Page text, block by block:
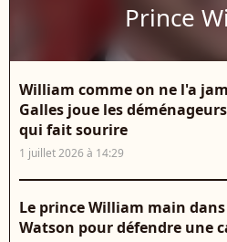
Prince
William comme on ne l'a
Galles joue les
qui fait sourire
1 juillet 2026 à 14:29
Le prince William main
Watson pour défendre une